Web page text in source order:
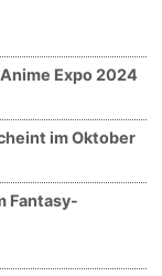
Expo 2024
im Oktober
Fantasy-